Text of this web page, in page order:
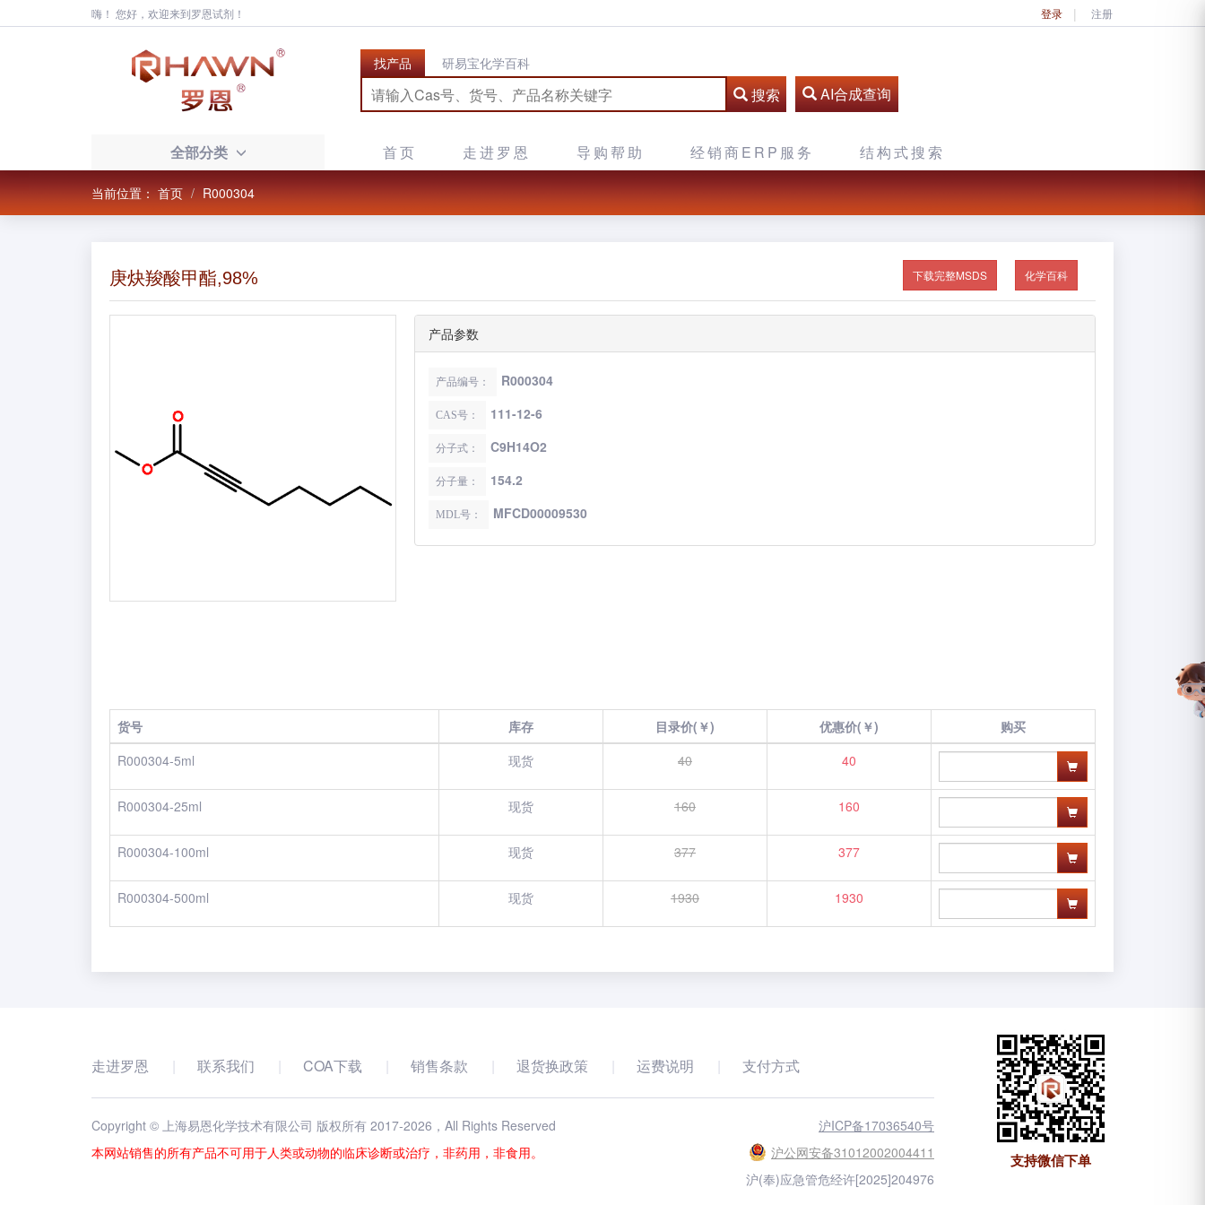
嗨！ 您好，欢迎来到罗恩试剂！ 登录 注册
找产品 研易宝化学百科
搜索 AI合成查询
全部分类 首页 走进罗恩 导购帮助 经销商ERP服务 结构式搜索
当前位置：首页 R000304
庚炔羧酸甲酯,98% 化学百科
下载完整MSDS
产品参数
产品编号： R000304
CAS号： 111-12-6
分子式： C9H14O2
分子量： 154.2
MDL号： MFCD00009530
货号 库存 目录价(￥) 优惠价(￥)
购买
R000304-5ml
现货 40 40
R000304-25ml 现货 160 160
R000304-100ml 现货 377 377
R000304-500ml 现货 1930 1930
走进罗恩 联系我们 COA下载 销售条款 退货换政策 运费说明 支付方式
Copyright © 上海易恩化学技术有限公司 版权所有 2017-2026 ，All Rights Reserved
沪ICP备17036540号
本网站销售的所有产品不可用于人类或动物的临床诊断或治疗，非药用，非食用。
沪公网安备31012002004411
沪(奉)应急管危经许[2025]204976
支持微信下单